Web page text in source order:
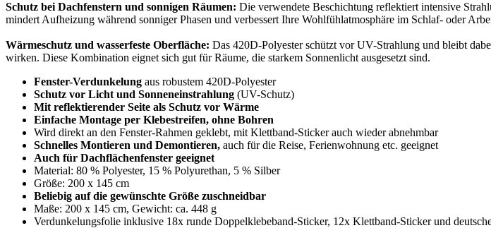
Schutz bei Dachfenstern und sonnigen Räumen: Die verwendete Beschichtung reflektiert intensive
mindert Aufheizung während sonniger Phasen und verbessert Ihre Wohlfühlatmosphäre im Schlaf- oder
Wärmeschutz und wasserfeste Oberfläche: Das 420D-Polyester schützt vor UV-Strahlung und bleibt
wirken. Diese Kombination eignet sich gut für Räume, die starkem Sonnenlicht ausgesetzt sind.
Fenster-Verdunkelung aus robustem 420D-Polyester
Schutz vor Licht und Sonneneinstrahlung (UV-Schutz)
Mit reflektierender Seite als Schutz vor Wärme
Einfache Montage per Klebestreifen, ohne Bohren
Wird direkt an den Fenster-Rahmen geklebt, mit Klettband-Sticker auch wieder abnehmbar
Schnelles Montieren und Demontieren, auch für die Reise, Ferienwohnung etc. geeignet
Auch für Dachflächenfenster geeignet
Material: 80 % Polyester, 15 % Polyurethan, 5 % Silber
Größe: 200 x 145 cm
Beliebig auf die gewünschte Größe zuschneidbar
Maße: 200 x 145 cm, Gewicht: ca. 448 g
Verdunkelungsfolie inklusive 18x runde Doppelklebeband-Sticker, 12x Klettband-Sticker und